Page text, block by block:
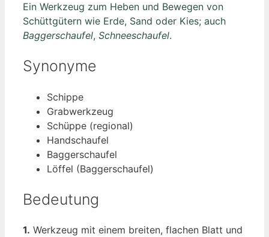
Ein Werkzeug zum Heben und Bewegen von
Schüttgütern wie Erde, Sand oder Kies; auch
Baggerschaufel, Schneeschaufel.
Synonyme
Schippe
Grabwerkzeug
Schüppe (regional)
Handschaufel
Baggerschaufel
Löffel (Baggerschaufel)
Bedeutung
1. Werkzeug mit einem breiten, flachen Blatt und